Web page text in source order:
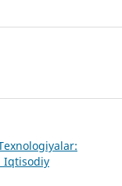
Iqtisodiy